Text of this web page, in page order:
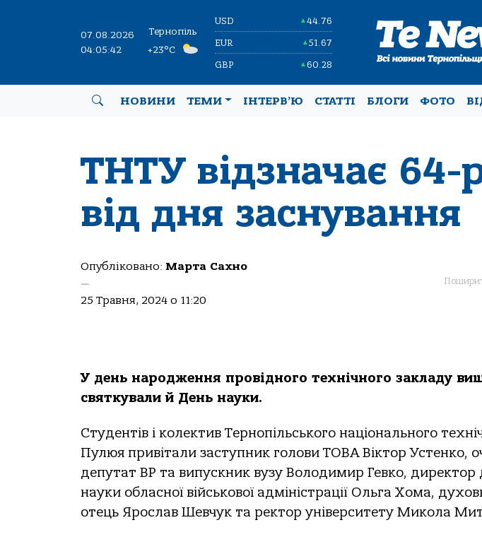
07.08.2026
04:05:43
Тернопіль
+23°C
USD ▲44.76
EUR ▲51.67
GBP ▲60.28
НОВИНИ ТЕМИ ІНТЕРВ’Ю СТАТТІ БЛОГИ ФОТО
ТНТУ відзначає 64-
від дня заснування
Опубліковано: Марта Сахно
—
25 Травня, 2024 о 11:20
У день народження провідного технічного закладу
святкували й День науки.
Студентів і колектив Тернопільського національного
Пулюя привітали заступник голови ТОВА Віктор Устенко,
депутат ВР та випускник вузу Володимир Гевко, директор
науки обласної військової адміністрації Ольга Хома,
отець Ярослав Шевчук та ректор університету Микола